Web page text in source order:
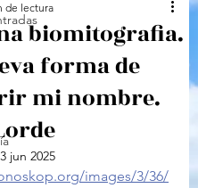
biomitografia.
forma de
mi nombre.
de lectura
jun 2025
images/3/36/